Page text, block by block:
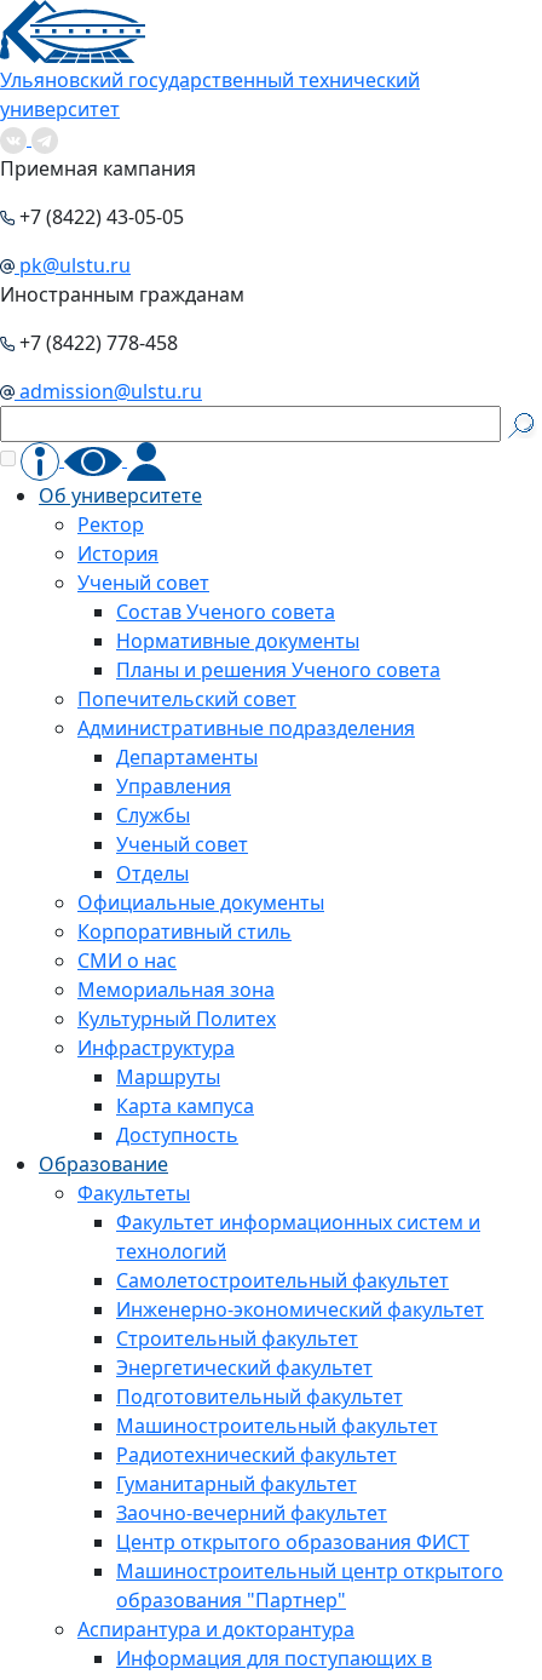
Ульяновский государственный технический
университет
Приемная кампания
+7 (8422) 43-05-05
pk@ulstu.ru
Иностранным гражданам
+7 (8422) 778-458
admission@ulstu.ru
Об университете
Ректор
История
Ученый совет
Состав Ученого совета
Нормативные документы
Планы и решения Ученого совета
Попечительский совет
Административные подразделения
Департаменты
Управления
Службы
Ученый совет
Отделы
Официальные документы
Корпоративный стиль
СМИ о нас
Мемориальная зона
Культурный Политех
Инфраструктура
Маршруты
Карта кампуса
Доступность
Образование
Факультеты
Факультет информационных систем и
технологий
Самолетостроительный факультет
Инженерно-экономический факультет
Строительный факультет
Энергетический факультет
Подготовительный факультет
Машиностроительный факультет
Радиотехнический факультет
Гуманитарный факультет
Заочно-вечерний факультет
Центр открытого образования ФИСТ
Машиностроительный центр открытого
образования "Партнер"
Аспирантура и докторантура
Информация для поступающих в